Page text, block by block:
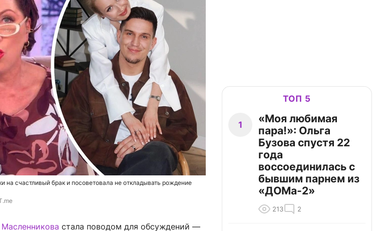
счастливый брак и посоветовала не откладывать рождение
стала поводом для обсуждений —
ТОП 5
1
«Моя любимая
пара!»: Ольга
Бузова спустя 22
года
воссоединилась с
бывшим парнем из
«ДОМа-2»
213 2